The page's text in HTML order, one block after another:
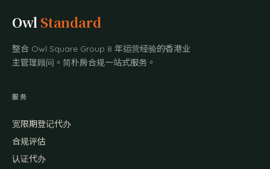
Owl Standard
整合 Owl Square Group 8 年运营经验的香港业
主管理顾问。简朴房合规一站式服务。
服务
宽限期登记代办
合规评估
认证代办